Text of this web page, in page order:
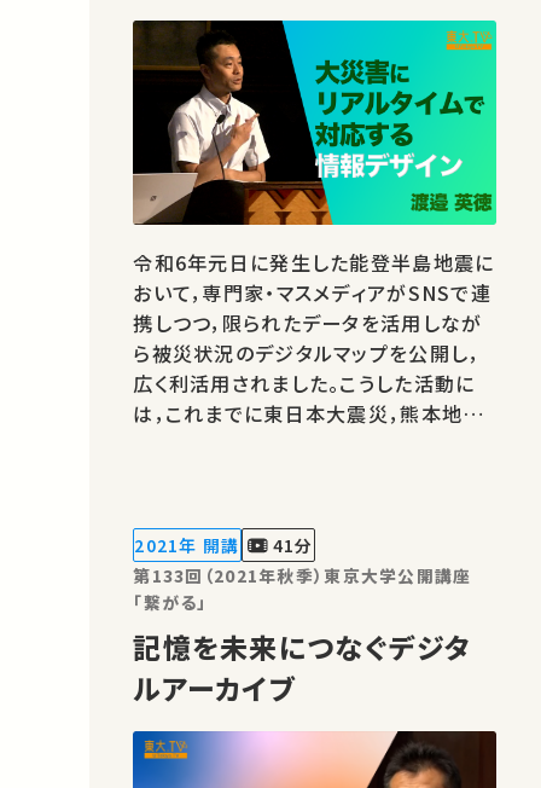
令和6年元日に発生した能登半島地震に
おいて，専門家・マスメディアがSNSで連
携しつつ，限られたデータを活用しなが
ら被災状況のデジタルマップを公開し，
広く利活用されました。こうした活動に
は，これまでに東日本大震災，熊本地震，
応する情報デザイン手法について，実演
を交えて解説します。 ★あなたのシ…
2021年 開講
41分
第133回（2021年秋季）東京大学公開講座
「繋がる」
記憶を未来につなぐデジタ
ルアーカイブ